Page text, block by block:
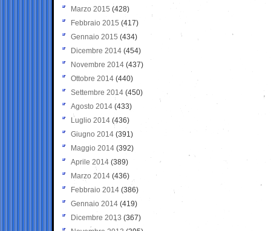
Marzo 2015 (428)
Febbraio 2015 (417)
Gennaio 2015 (434)
Dicembre 2014 (454)
Novembre 2014 (437)
Ottobre 2014 (440)
Settembre 2014 (450)
Agosto 2014 (433)
Luglio 2014 (436)
Giugno 2014 (391)
Maggio 2014 (392)
Aprile 2014 (389)
Marzo 2014 (436)
Febbraio 2014 (386)
Gennaio 2014 (419)
Dicembre 2013 (367)